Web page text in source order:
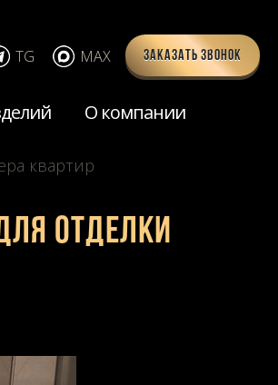
Заказать звонок
TG MAX
О компании
квартир
отделки